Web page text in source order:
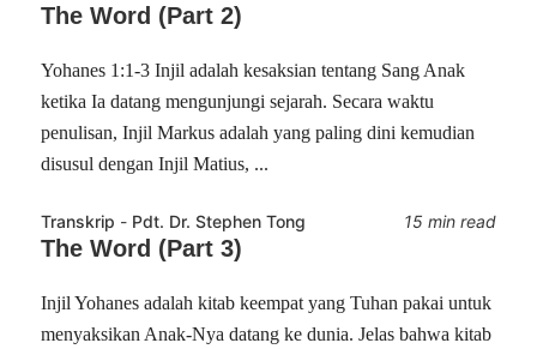
The Word (Part 2)
Yohanes 1:1-3 Injil adalah kesaksian tentang Sang Anak
ketika Ia datang mengunjungi sejarah. Secara waktu
penulisan, Injil Markus adalah yang paling dini kemudian
disusul dengan Injil Matius, ...
Transkrip - Pdt. Dr. Stephen Tong 15 min read
The Word (Part 3)
Injil Yohanes adalah kitab keempat yang Tuhan pakai untuk
menyaksikan Anak-Nya datang ke dunia. Jelas bahwa kitab